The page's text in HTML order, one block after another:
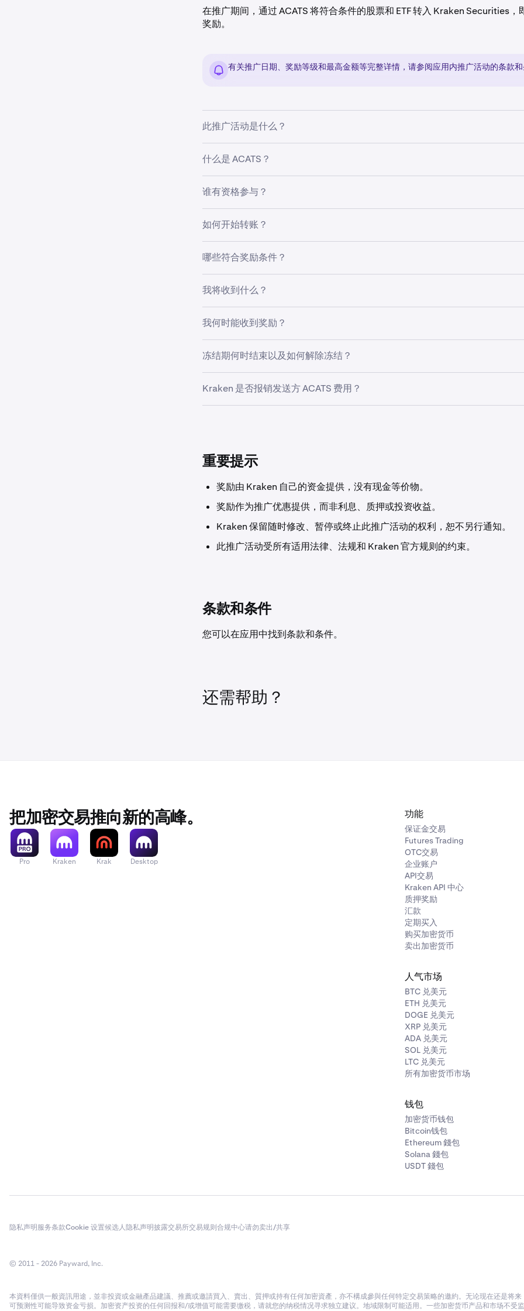
在推广期间，通过 ACATS 将符合条件的股票和 ETF 转入 Kraken Securities，
奖励。
有关推广日期、奖励等级和最高金额等完整详情，请参阅应用内推广活动的条款和
此推广活动是什么？
一项针对符合条件的美国用户的限时激励活动，通过 ACATS 将符合条件的股票
Kraken Securities 即可获得奖励。欲了解更多信息，请参阅此推广活动的条款
什么是 ACATS？
ACATS 代表自动客户账户转账服务。它是一个电子系统，可自动化并标准化客
是其现金、股票或 ETF 持有量）从一家经纪商到另一家经纪商的快速转账。
谁有资格参与？
仅限符合以下所有条件的美国居民，不包括纽约州和缅因州：
已在 Kraken 上完成全面验证并获批交易股票
拥有已获批的 Kraken Securities 账户
在推广期间未从 Kraken 发起过出站 ACATS 转账
如何开始转账？
Kraken App：
打开 Kraken App
点击左上角的个人资料图片
点击股票转账奖励
点击立即注册
点击开始转账并按照步骤操作
Kraken Pro App：
点击推广活动
点击
点击开始转账并按照步骤操作
通过应用选择加入后，您可以使用网页版。
哪些符合奖励条件？
只有通过 ACATS 转账的现金、股票和 ETF 符合条件。加密货币和其他资产类
您的奖励基于推广期结束时的净合格存款 (NED) — 即 ACATS 转入的总价值减
ACATS 转出或提款。您的 NED 必须达到条款和条件中规定的最低门槛才能符合
转账可以单独进行，也可以合并以达到最低要求。如果您在推广期间进行出站
它们将减少您的 NED，从而减少计算奖励的价值，但只要您的 NED 保持在或
我将收到什么？
您将根据符合条件的 ACATS 转账总价值获得 USDG 奖励。您转账资产的价值在
转账结算时确定。无需手动申领 — 奖励将自动存入。
我何时能收到奖励？
奖励将在推广期结束后 14 天存入并处于冻结状态（详情请参阅条款和条件）
易，但在解除冻结之前不可提现。
冻结期何时结束以及如何解除冻结？
在冻结期结束时（详情请参阅条款和条件），如果您的符合条件的股票净转入
于用于计算奖励的初始价值，您的奖励将符合提现条件。
Kraken 是否报销发送方 ACATS 费用？
要获得报销：
在推广期间完成符合条件的 ACATS 转账。
向 Kraken Support 提交转账费用的证明（例如显示费用的账户对账单）。
批准的报销将存入您的 Kraken 账户。费用报销与任何推广奖励是分开且独立的
重要提示
奖励由 Kraken 自己的资金提供，没有现金等价物。
奖励作为推广优惠提供，而非利息、质押或投资收益。
Kraken 保留随时修改、暂停或终止此推广活动的权利，恕不另行通知。
此推广活动受所有适用法律、法规和 Kraken 官方规则的约束。
条款和条件
您可以在应用中找到条款和条件。
还需帮助？
把加密交易推向新的高峰。
Pro Kraken Krak Desktop
功能
保证金交易
Futures Trading
OTC交易
企业账户
API交易
Kraken API 中心
质押奖励
汇款
定期买入
购买加密货币
卖出加密货币
人气市场
BTC 兑美元
ETH 兑美元
DOGE 兑美元
XRP 兑美元
ADA 兑美元
SOL 兑美元
LTC 兑美元
所有加密货币市场
钱包
加密货币钱包
Bitcoin钱包
Ethereum 錢包
Solana 錢包
USDT 錢包
隐私声明服务条款Cookie 设置候选人隐私声明披露交易所交易规则合规中心请勿卖出/共享
© 2011 - 2026 Payward, Inc.
本資料僅供一般資訊用途，並非投資或金融產品建議、推薦或邀請買入、賣出、質押或持有任何加密資產，亦不構成參與任何特定交易策略的邀約。无论现在还是将
可预测性可能导致资金亏损。加密资产投资的任何回报和/或增值可能需要缴税，请就您的纳税情况寻求独立建议。地域限制可能适用。一些加密货币产品和市场不